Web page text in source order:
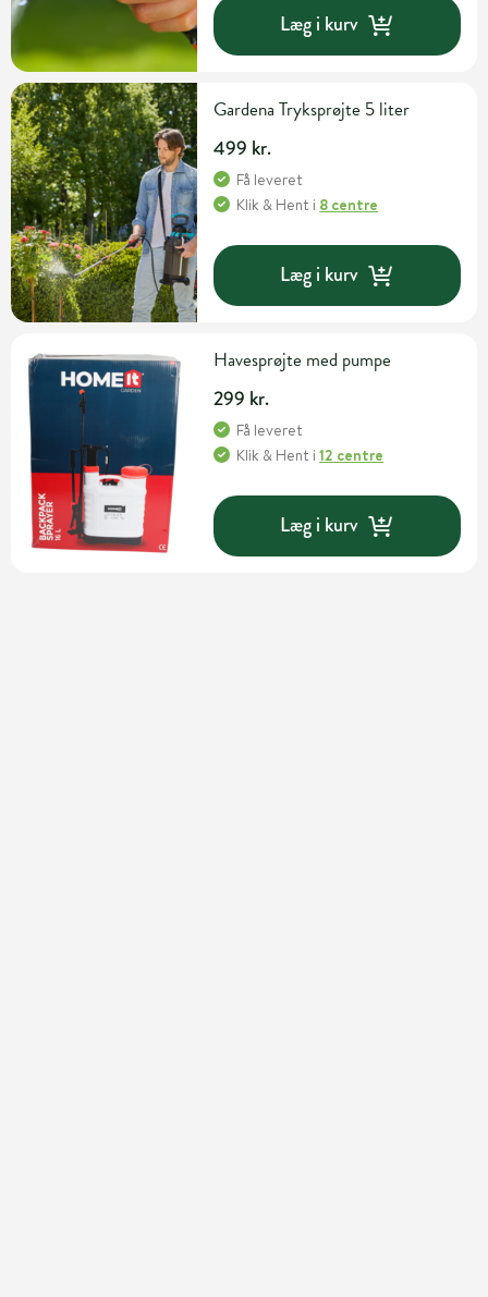
Læg i kurv
Gardena Tryksprøjte 5 liter
499 kr.
Få leveret
Klik & Hent i 8 centre
Læg i kurv
Havesprøjte med pumpe
299 kr.
Få leveret
Klik & Hent i12 centre
Læg i kurv